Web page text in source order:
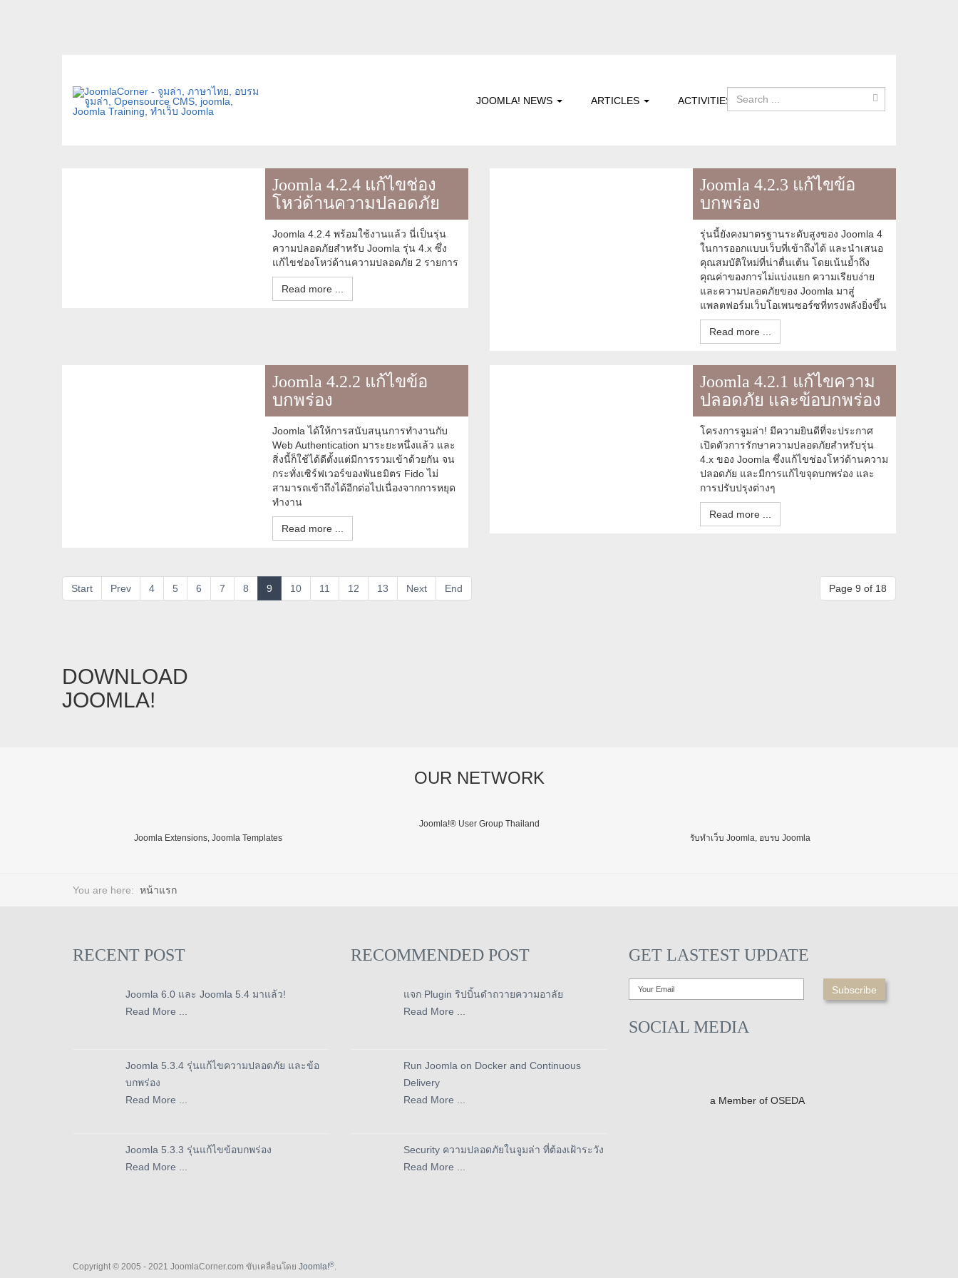
JOOMLA! NEWS ARTICLES ACTIVITIES
Joomla 4.2.4 แก้ไขช่อง
โหว่ด้านความปลอดภัย
Joomla 4.2.4 พร้อมใช้งานแล้ว นี่เป็นรุ่น
ความปลอดภัยสำหรับ Joomla รุ่น 4.x ซึ่ง
แก้ไขช่องโหว่ด้านความปลอดภัย 2 รายการ
Read more ...
Joomla 4.2.3 แก้ไขข้อ
บกพร่อง
รุ่นนี้ยังคงมาตรฐานระดับสูงของ Joomla 4
ในการออกแบบเว็บที่เข้าถึงได้ และนำเสนอ
คุณสมบัติใหม่ที่น่าตื่นเต้น โดยเน้นย้ำถึง
คุณค่าของการไม่แบ่งแยก ความเรียบง่าย
และความปลอดภัยของ Joomla มาสู่
แพลตฟอร์มเว็บโอเพนซอร์ซที่ทรงพลังยิ่งขึ้น
Read more ...
Joomla 4.2.2 แก้ไขข้อ
บกพร่อง
Joomla ได้ให้การสนับสนุนการทำงานกับ
Web Authentication มาระยะหนึ่งแล้ว และ
สิ่งนี้ก็ใช้ได้ดีตั้งแต่มีการรวมเข้าด้วยกัน จน
กระทั่งเซิร์ฟเวอร์ของพันธมิตร Fido ไม่
สามารถเข้าถึงได้อีกต่อไปเนื่องจากการหยุด
ทำงาน
Read more ...
Joomla 4.2.1 แก้ไขความ
ปลอดภัย และข้อบกพร่อง
โครงการจูมล่า! มีความยินดีที่จะประกาศ
เปิดตัวการรักษาความปลอดภัยสำหรับรุ่น
4.x ของ Joomla ซึ่งแก้ไขช่องโหว่ด้านความ
ปลอดภัย และมีการแก้ไขจุดบกพร่อง และ
การปรับปรุงต่างๆ
Read more ...
Page 9 of 18
Start Prev 4 5 6 7 8 9 10 11 12 13 Next End
DOWNLOAD
JOOMLA!
OUR NETWORK
Joomla Extensions, Joomla Templates
Joomla!® User Group Thailand
รับทำเว็บ Joomla, อบรบ Joomla
You are here: หน้าแรก
RECENT POST
Joomla 6.0 และ Joomla 5.4 มาแล้ว!
Read More ...
Joomla 5.3.4 รุ่นแก้ไขความปลอดภัย และข้อ
บกพร่อง
Read More ...
Joomla 5.3.3 รุ่นแก้ไขข้อบกพร่อง
Read More ...
RECOMMENDED POST
แจก Plugin ริปบิ้นดำถวายความอาลัย
Read More ...
Run Joomla on Docker and Continuous
Delivery
Read More ...
Security ความปลอดภัยในจูมล่า ที่ต้องเฝ้าระวัง
Read More ...
GET LASTEST UPDATE
SOCIAL MEDIA
a Member of OSEDA
Copyright © 2005 - 2021 JoomlaCorner.com ขับเคลื่อนโดย Joomla!®.